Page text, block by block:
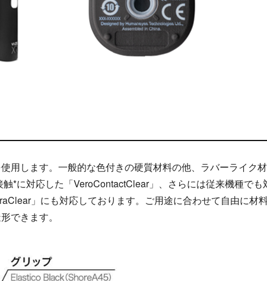
用します。一般的な色付きの硬質材料の他、ラバーライク
*に対応した「VeroContactClear」、さらには従来機種でも
」にも対応しております。ご用途に合わせて自由に材
できます。